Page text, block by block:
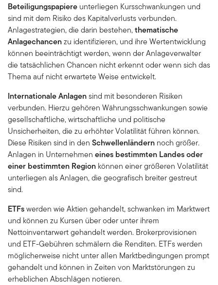
Beteiligungspapiere unterliegen Kursschwankungen und
sind mit dem Risiko des Kapitalverlusts verbunden.
Anlagestrategien, die darin bestehen,thematische
Anlagechancenzu identifizieren, und ihre Wertentwicklung
können beeinträchtigt werden, wenn der Anlageverwalter
die tatsächlichen Chancen nicht erkennt oder wenn sich das
Thema auf nicht erwartete Weise entwickelt.
Internationale Anlagensind mit besonderen Risiken
verbunden. Hierzu gehören Währungsschwankungen sowie
gesellschaftliche, wirtschaftliche und politische
Unsicherheiten, die zu erhöhter Volatilität führen können.
Diese Risiken sind in den Schwellenländern noch größer.
Anlagen in Unternehmen eines bestimmten Landes oder
einer bestimmten Region können einer größeren Volatilität
unterliegen als Anlagen, die geografisch breiter gestreut
sind.
ETFswerden wie Aktien gehandelt, schwanken im Marktwert
und können zu Kursen über oder unter ihrem
Nettoinventarwert gehandelt werden. Brokerprovisionen
und ETF-Gebühren schmälern die Renditen. ETFs werden
möglicherweise nicht unter allen Marktbedingungen prompt
gehandelt und können in Zeiten von Marktstörungen zu
erheblichen Abschlägen notieren.